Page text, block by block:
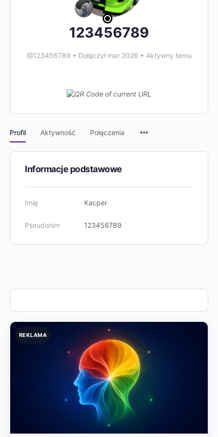
123456789
@123456789 • Dołączył mar 2026 • Aktywny temu
Profil Aktywność Połączenia
menu
Informacje podstawowe
Imię Kacper
Pseudonim 123456789
REKLAMA